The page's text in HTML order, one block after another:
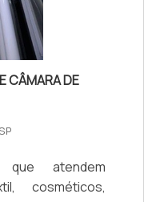
CÂMARA DE
atendem
cosméticos,